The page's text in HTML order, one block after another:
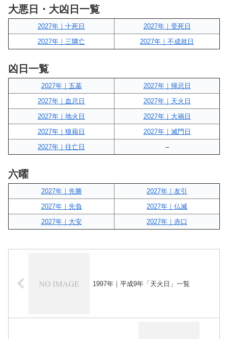
大悪日・大凶日一覧
2027年｜十死日
2027年｜受死日
2027年｜三隣亡
2027年｜不成就日
凶日一覧
2027年｜五墓
2027年｜帰忌日
2027年｜血忌日
2027年｜天火日
2027年｜地火日
2027年｜大禍日
2027年｜狼藉日
2027年｜滅門日
2027年｜往亡日
–
六曜
2027年｜先勝
2027年｜友引
2027年｜先負
2027年｜仏滅
2027年｜大安
2027年｜赤口
1997年｜平成9年「天火日」一覧